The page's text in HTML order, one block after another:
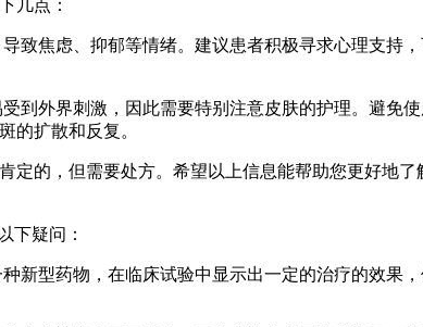
几点：
致焦虑、抑郁等情绪。建议患者积极寻求心理支持
到外界刺激，因此需要特别注意皮肤的护理。避免
的扩散和反复。
定的，但需要处方。希望以上信息能帮助您更好地
下疑问：
新型药物，在临床试验中显示出一定的治疗的效果